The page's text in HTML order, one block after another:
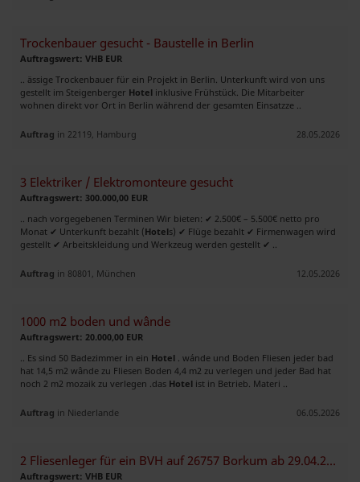
Trockenbauer gesucht - Baustelle in Berlin
Auftragswert: VHB EUR
.. ässige Trockenbauer für ein Projekt in Berlin. Unterkunft wird von uns
gestellt im Steigenberger Hotel inklusive Frühstück. Die Mitarbeiter
wohnen direkt vor Ort in Berlin während der gesamten Einsatzze ..
Auftrag in 22119, Hamburg 28.05.2026
3 Elektriker / Elektromonteure gesucht
Auftragswert: 300.000,00 EUR
.. nach vorgegebenen Terminen Wir bieten: ✔ 2.500€ – 5.500€ netto pro
Monat ✔ Unterkunft bezahlt (Hotels) ✔ Flüge bezahlt ✔ Firmenwagen wird
gestellt ✔ Arbeitskleidung und Werkzeug werden gestellt ✔ ..
Auftrag in 80801, München 12.05.2026
1000 m2 boden und wânde
Auftragswert: 20.000,00 EUR
.. Es sind 50 Badezimmer in ein Hotel . wánde und Boden Fliesen jeder bad
hat 14,5 m2 wânde zu Fliesen Boden 4,4 m2 zu verlegen und jeder Bad hat
noch 2 m2 mozaik zu verlegen .das Hotel ist in Betrieb. Materi ..
Auftrag in Niederlande 06.05.2026
2 Fliesenleger für ein BVH auf 26757 Borkum ab 29.04.2026 gesucht
Auftragswert: VHB EUR